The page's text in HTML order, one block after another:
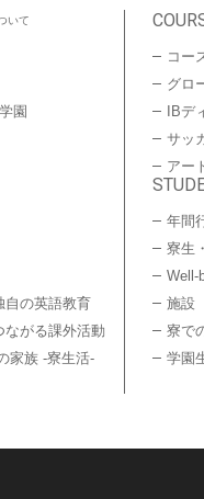
いて
園
自の英語教育
ながる課外活動
家族 -寮生活-
コー
グロ
IBデ
サッ
アー
年間
寮生
Well-
施設
寮で
学園